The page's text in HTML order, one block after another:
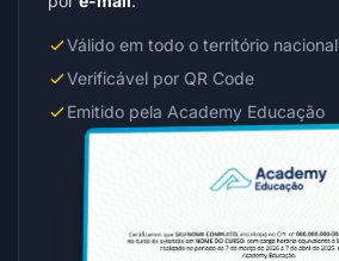
Válido em todo o território nacional
Verificável por QR Code
Emitido pela Academy Educação